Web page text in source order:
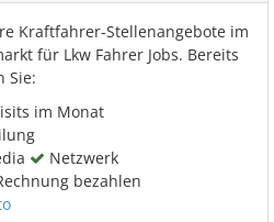
Kraftfahrer-Stellenangebote im
für Lkw Fahrer Jobs. Bereits
Sie:
im Monat
Netzwerk
bezahlen